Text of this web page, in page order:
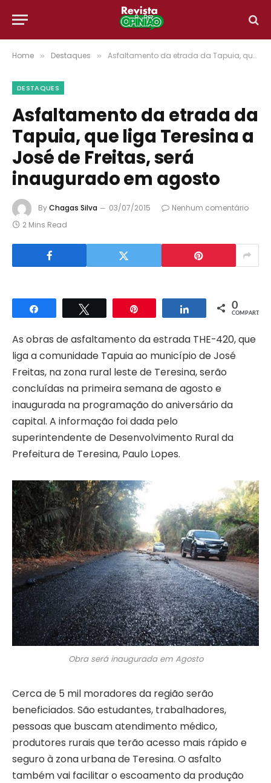
Home » Destaques » Asfaltamento da etrada da Tapuia, que liga Teresina a José de Freitas, será inaugurado em agosto
DESTAQUES
Asfaltamento da etrada da
Tapuia, que liga Teresina a
José de Freitas, será
inaugurado em agosto
ByChagas Silva 03/07/2015
Nenhum comentário
2 Mins Read
Compartilhar Compartilhar
0
COMPART.
As obras de asfaltamento da estrada THE-420, que
liga a comunidade Tapuia ao município de José
Freitas, na zona rural leste de Teresina, serão
concluídas na primeira semana de agosto e
inaugurada na programação do aniversário da
capital. A informação foi dada pelo
superintendente de Desenvolvimento Rural da
Prefeitura de Teresina, Paulo Lopes.
Obra será inaugurada em Agosto
Cerca de 5 mil moradores da região serão
beneficiados. São estudantes, trabalhadores,
pessoas que buscam atendimento médico,
produtores rurais que terão acesso mais rápido e
seguro à zona urbana de Teresina. O asfalto
também vai facilitar o escoamento da produção